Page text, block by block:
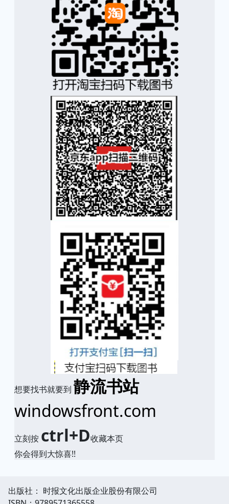
想要找书就要到 静流书站
windowsfront.com
立刻按 ctrl+D收藏本页
你会得到大惊喜!!
出版社： 时报文化出版企业股份有限公司